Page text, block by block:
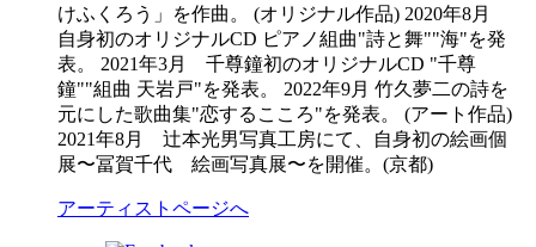
けふくろう」を作曲。 (オリジナル作品) 2020年8月
自身初のオリジナルCD ピアノ組曲"詩と舞""海"を発
表。 2021年3月 千尊鐘初のオリジナルCD "千尊
鐘""組曲 天岩戸"を発表。 2022年9月 竹久夢二の詩を
元にした歌曲集"恋するこころ"を発表。 (アート作品)
2021年8月 辻本光男写真工房にて、自身初の絵画個
展〜冨賀千代 絵画写真展〜を開催。(京都)
アーティストページへ